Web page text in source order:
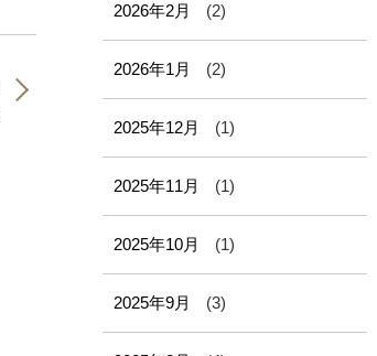
2026年2月 (2)
2026年1月 (2)
2025年12月 (1)
2025年11月 (1)
2025年10月 (1)
2025年9月 (3)